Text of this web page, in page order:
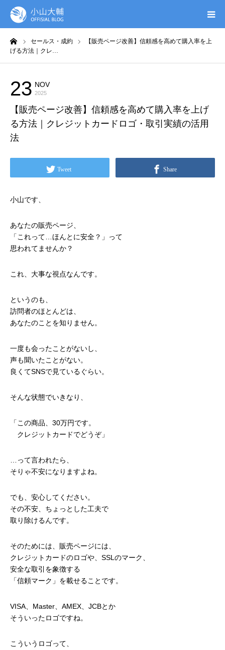
セールス・成約
【販売ページ改善】信頼感を高めて購入率を上
げる方法｜クレ…
23 NOV
2025
【販売ページ改善】信頼感を高めて購入率を上げ
る方法｜クレジットカードロゴ・取引実績の活用
法
Tweet Share
小山です、
あなたの販売ページ、
「これって…ほんとに安全？」って
思われてませんか？
これ、大事な視点なんです。
というのも、
訪問者のほとんどは、
あなたのことを知りません。
一度も会ったことがないし、
声も聞いたことがない。
良くてSNSで見ているぐらい。
そんな状態でいきなり、
「この商品、30万円です。
クレジットカードでどうぞ」
…って言われたら、
そりゃ不安になりますよね。
でも、安心してください。
その不安、ちょっとした工夫で
取り除けるんです。
そのためには、販売ページには、
クレジットカードのロゴや、SSLのマーク、
安全な取引を象徴する
「信頼マーク」を載せることです。
VISA、Master、AMEX、JCBとか
そういったロゴですね。
こういうロゴって、
UTAGE(ウタゲ)
無料ガイドブック
オンシク本